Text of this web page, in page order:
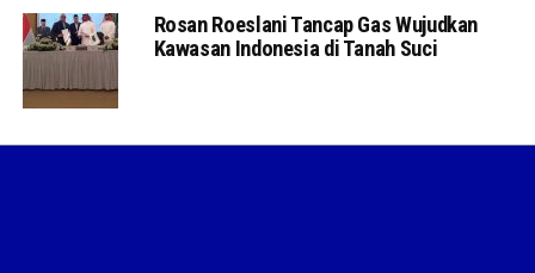
Rosan Roeslani Tancap Gas Wujudkan
Kawasan Indonesia di Tanah Suci